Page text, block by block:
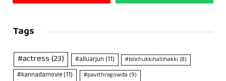
Tags
#actress(23) #alluarjun(11) #bilichukkihallihakki (8)
#kannadamovie(11) #pavithragowda (9)